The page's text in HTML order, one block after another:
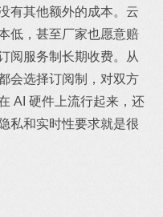
有其他额外的成本。云
低，甚至厂家也愿意赔
阅服务制长期收费。从
会选择订阅制，对双方
AI 硬件上流行起来，还
私和实时性要求就是很